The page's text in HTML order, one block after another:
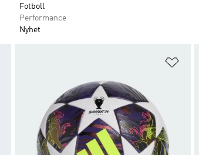
Fotboll
Performance
Nyhet